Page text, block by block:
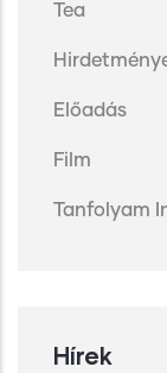
Tea
Előadás
Film
Tanfolyam
Hírek